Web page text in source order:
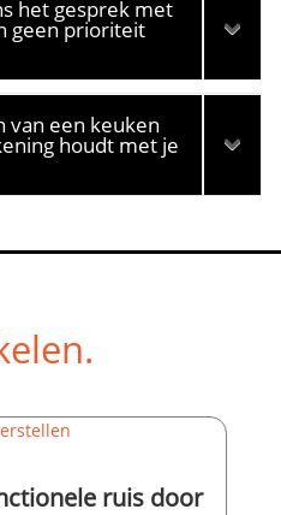
het gesprek met
geen prioriteit
van een keuken
houdt met je
ruis door